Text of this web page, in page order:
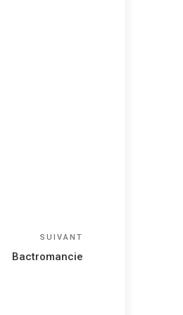
SUIVANT
Bactromancie